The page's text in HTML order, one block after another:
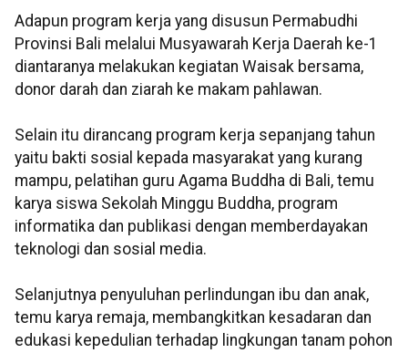
Adapun program kerja yang disusun Permabudhi
Provinsi Bali melalui Musyawarah Kerja Daerah ke-1
diantaranya melakukan kegiatan Waisak bersama,
donor darah dan ziarah ke makam pahlawan.
Selain itu dirancang program kerja sepanjang tahun
yaitu bakti sosial kepada masyarakat yang kurang
mampu, pelatihan guru Agama Buddha di Bali, temu
karya siswa Sekolah Minggu Buddha, program
informatika dan publikasi dengan memberdayakan
teknologi dan sosial media.
Selanjutnya penyuluhan perlindungan ibu dan anak,
temu karya remaja, membangkitkan kesadaran dan
edukasi kepedulian terhadap lingkungan tanam pohon